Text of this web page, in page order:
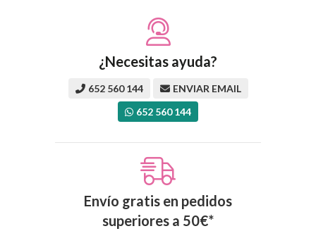
¿Necesitas ayuda?
652 560 144
ENVIAR EMAIL
652 560 144
Envío gratis en pedidos
superiores a 50€*